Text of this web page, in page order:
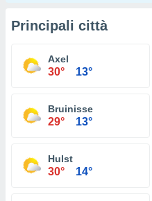
Principali città
Axel
30° 13°
Bruinisse
29° 13°
Hulst
30° 14°